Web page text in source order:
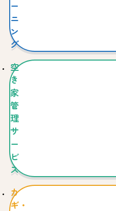
ー
ニ
ン
グ
空
き
家
管
理
サ
ー
ビ
ス
カ
ギ・